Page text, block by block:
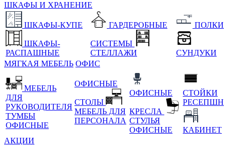
ШКАФЫ И ХРАНЕНИЕ
ШКАФЫ-КУПЕ
ШКАФЫ-
РАСПАШНЫЕ
ГАРДЕРОБНЫЕ
СИСТЕМЫ
СТЕЛЛАЖИ
ПОЛКИ
СУНДУКИ
МЯГКАЯ МЕБЕЛЬ ОФИС
МЕБЕЛЬ
ДЛЯ
РУКОВОДИТЕЛЯ
ТУМБЫ
ОФИСНЫЕ
ОФИСНЫЕ
СТОЛЫ
МЕБЕЛЬ ДЛЯ
ПЕРСОНАЛА
ОФИСНЫЕ
КРЕСЛА
СТУЛЬЯ
ОФИСНЫЕ
СТОЙКИ
РЕСЕПШН
КАБИНЕТ
АКЦИИ